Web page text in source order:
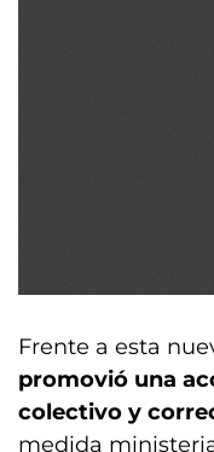
Frente a esta
promovió una
colectivo y
medida